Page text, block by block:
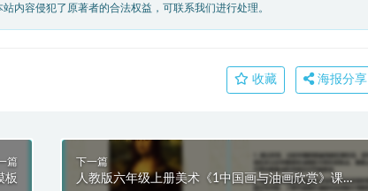
内容侵犯了原著者的合法权益，可联系我们进行处理。
收藏 海报分享
篇
板
下一篇
人教版六年级上册美术《1中国画与油画欣赏》课